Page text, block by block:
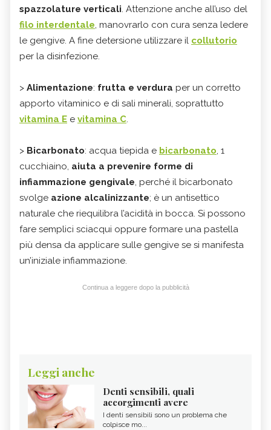
spazzolature verticali. Attenzione anche all’uso del
filo interdentale, manovrarlo con cura senza ledere
le gengive. A fine detersione utilizzare il collutorio
per la disinfezione.
> Alimentazione: frutta e verdura per un corretto
apporto vitaminico e di sali minerali, soprattutto
vitamina E e vitamina C.
> Bicarbonato: acqua tiepida e bicarbonato, 1
cucchiaino, aiuta a prevenire forme di
infiammazione gengivale, perché il bicarbonato
svolge azione alcalinizzante; è un antisettico
naturale che riequilibra l’acidità in bocca. Si possono
fare semplici sciacqui oppure formare una pastella
più densa da applicare sulle gengive se si manifesta
un’iniziale infiammazione.
Continua a leggere dopo la pubblicità
Leggi anche
Denti sensibili, quali
accorgimenti avere
I denti sensibili sono un problema che
colpisce mo...